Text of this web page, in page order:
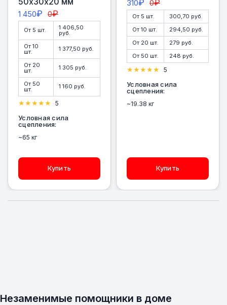
1 450₽ 0₽
От 5 шт. 1 406,50
руб.
От 10
шт. 1 377,50 руб.
От 20
шт. 1 305 руб.
От 50
шт. 1 160 руб.
5
Условная сила
сцепления:
~65 кг
Купить
310₽ 0₽
От 5 шт.
300,70 руб.
От 10 шт.
294,50 руб.
От 20 шт.
279 руб.
От 50 шт.
248 руб.
5
Условная сила
сцепления:
~19.38 кг
Купить
Незаменимые помощники в доме